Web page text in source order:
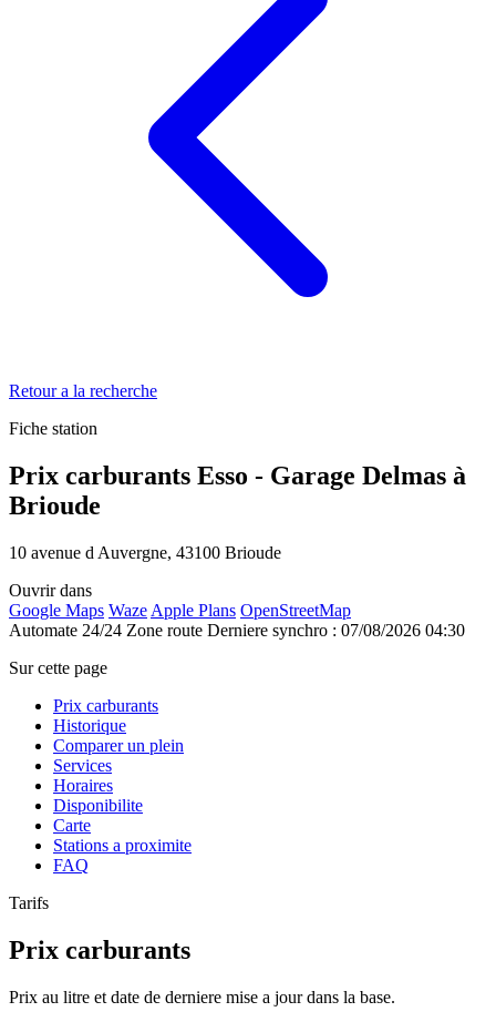
Retour a la recherche
Fiche station
Prix carburants Esso - Garage Delmas à
Brioude
10 avenue d Auvergne, 43100 Brioude
Ouvrir dans
Google Maps Waze Apple Plans OpenStreetMap
Automate 24/24 Zone route Derniere synchro : 07/08/2026 04:30
Sur cette page
Prix carburants
Historique
Comparer un plein
Services
Horaires
Disponibilite
Carte
Stations a proximite
FAQ
Tarifs
Prix carburants
Prix au litre et date de derniere mise a jour dans la base.